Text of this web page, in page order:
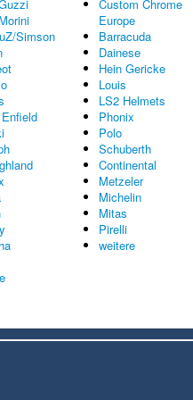
Simson
Custom Chrome
Europe
Barracuda
Dainese
Hein Gericke
Louis
LS2 Helmets
Phonix
Polo
Schuberth
Continental
Metzeler
Michelin
Mitas
Pirelli
weitere